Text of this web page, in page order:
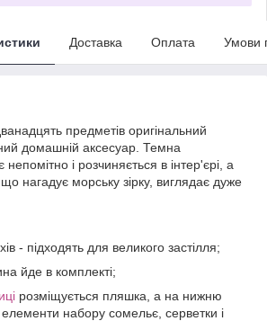
Доставка Оплата Умови
предметів оригінальний
домашній аксесуар. Темна
непомітно і розчиняється в інтер'єрі, а
нагадує морську зірку, виглядає дуже
- підходять для великого застілля;
йде в комплекті;
розміщується пляшка, а на нижню
набору сомельє, серветки і